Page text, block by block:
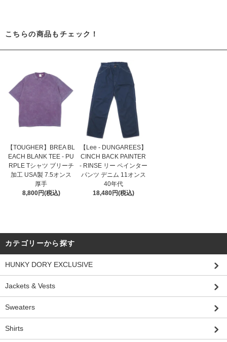
こちらの商品もチェック！
【TOUGHER】BREA BL
EACH BLANK TEE - PU
RPLE Tシャツ ブリーチ
加工 USA製 7.5オンス
厚手
8,800円(税込)
【Lee - DUNGAREES】
CINCH BACK PAINTER
- RINSE リー ペインター
パンツ デニム 11オンス
40年代
18,480円(税込)
カテゴリーから探す
HUNKY DORY EXCLUSIVE
Jackets & Vests
Sweaters
Shirts